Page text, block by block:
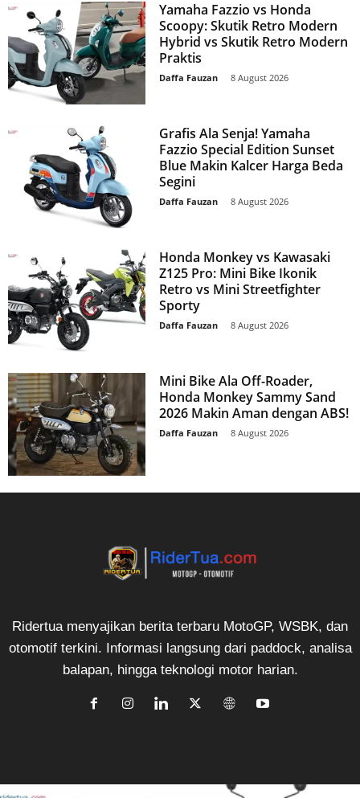
Yamaha Fazzio vs Honda
Scoopy: Skutik Retro Modern
Hybrid vs Skutik Retro Modern
Praktis
Daffa Fauzan 8 August 2026
Grafis Ala Senja! Yamaha
Fazzio Special Edition Sunset
Blue Makin Kalcer Harga Beda
Segini
Daffa Fauzan 8 August 2026
Honda Monkey vs Kawasaki
Z125 Pro: Mini Bike Ikonik
Retro vs Mini Streetfighter
Sporty
Daffa Fauzan 8 August 2026
Mini Bike Ala Off-Roader,
Honda Monkey Sammy Sand
2026 Makin Aman dengan ABS!
Daffa Fauzan 8 August 2026
Ridertua menyajikan berita terbaru MotoGP, WSBK, dan
otomotif terkini. Informasi langsung dari paddock, analisa
balapan, hingga teknologi motor harian.